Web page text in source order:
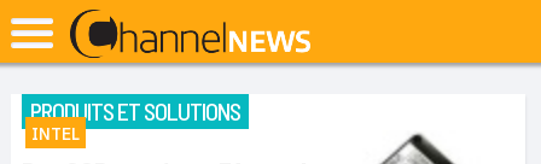
PRODUITS ET SOLUTIONS
INTEL